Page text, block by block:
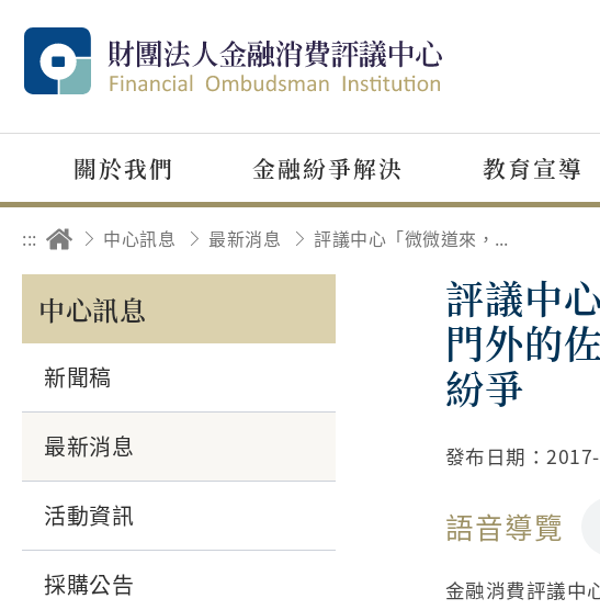
關於我們 金融紛爭解決 教育宣導
::: 中心訊息 最新消息 評議中心「微微道來，預見未來」微電影系列賽揭曉 《鐵門外的佐築先生》勇奪首獎 讓社會關懷延伸至金融消費紛爭
中心訊息
新聞稿
最新消息
活動資訊
採購公告
評議中
門外的
紛爭
發布日期：
語音導覽
金融消費評議中